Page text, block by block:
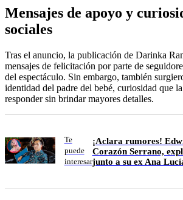
Mensajes de apoyo y
sociales
Tras el anuncio, la publicación de Darinka
mensajes de felicitación por parte de
del espectáculo. Sin embargo, también
identidad del padre del bebé, curiosidad que
responder sin brindar mayores detalles.
Te
puede
interesar
¡Aclara rumores!
Corazón Serrano,
junto a su ex Ana